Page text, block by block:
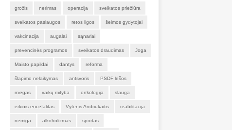
grožis nerimas operacija sveikatos priežiūra
sveikatos paslaugos retos ligos šeimos gydytojai
vakcinacija augalai sąnariai
prevencinės programos sveikatos draudimas Joga
Maisto papildai dantys reforma
šlapimo nelaikymas antsvoris PSDF lėšos
miegas vaikų mityba onkologija slauga
erkinis encefalitas Vytenis Andriukaitis reabilitacija
nemiga alkoholizmas sportas